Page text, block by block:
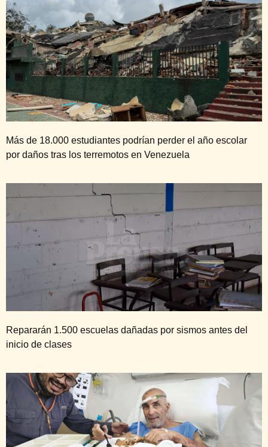
Más de 18.000 estudiantes podrían perder el año escolar
por daños tras los terremotos en Venezuela
Repararán 1.500 escuelas dañadas por sismos antes del
inicio de clases